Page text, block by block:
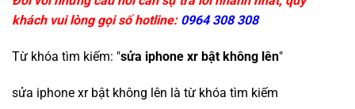
khách vui lòng gọi số hotline: 0964 308 308
Từ khóa tìm kiếm: "sửa iphone xr bật không lên"
sửa iphone xr bật không lên là từ khóa tìm kiếm